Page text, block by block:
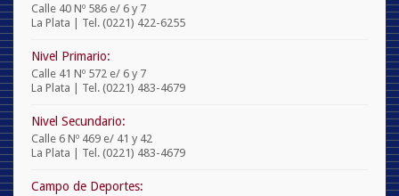
Calle 40 Nº 586 e/ 6 y 7
La Plata | Tel. (0221) 422-6255
Nivel Primario:
Calle 41 Nº 572 e/ 6 y 7
La Plata | Tel. (0221) 483-4679
Nivel Secundario:
Calle 6 Nº 469 e/ 41 y 42
La Plata | Tel. (0221) 483-4679
Campo de Deportes: